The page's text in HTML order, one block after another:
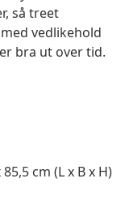
så treet
vedlikehold
bra ut over tid.
cm (L x B x H)